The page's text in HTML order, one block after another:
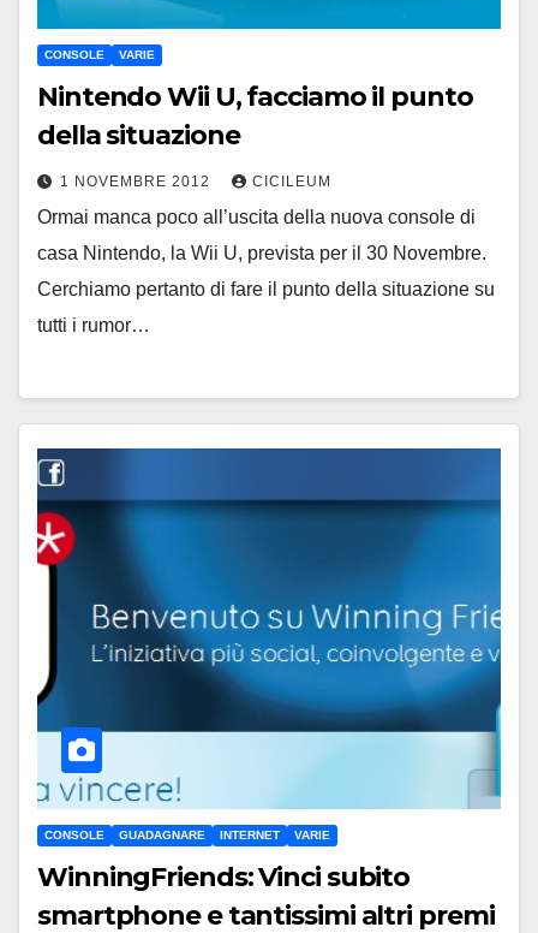
CONSOLE VARIE
Nintendo Wii U, facciamo il punto
della situazione
1 NOVEMBRE 2012 CICILEUM
Ormai manca poco all’uscita della nuova console di
casa Nintendo, la Wii U, prevista per il 30 Novembre.
Cerchiamo pertanto di fare il punto della situazione su
tutti i rumor…
CONSOLE GUADAGNARE INTERNET VARIE
WinningFriends: Vinci subito
smartphone e tantissimi altri premi